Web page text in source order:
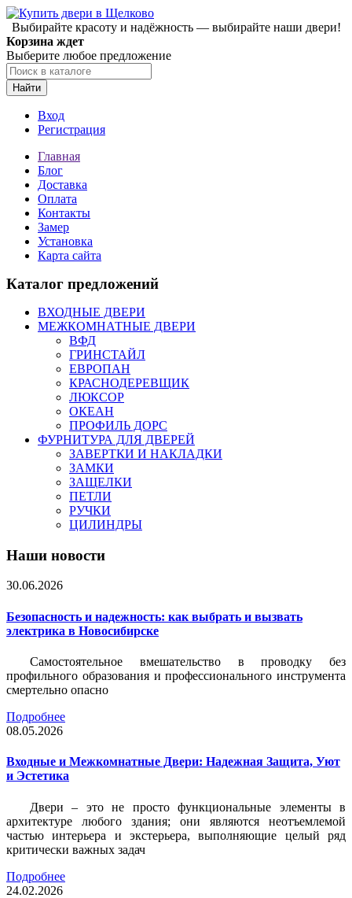
Выбирайте красоту и надёжность — выбирайте наши двери!
Корзина ждет
Выберите любое предложение
Найти
Вход
Регистрация
Главная
Блог
Доставка
Оплата
Контакты
Замер
Установка
Карта сайта
Каталог предложений
ВХОДНЫЕ ДВЕРИ
МЕЖКОМНАТНЫЕ ДВЕРИ
ВФД
ГРИНСТАЙЛ
ЕВРОПАН
КРАСНОДЕРЕВЩИК
ЛЮКСОР
ОКЕАН
ПРОФИЛЬ ДОРС
ФУРНИТУРА ДЛЯ ДВЕРЕЙ
ЗАВЕРТКИ И НАКЛАДКИ
ЗАМКИ
ЗАЩЕЛКИ
ПЕТЛИ
РУЧКИ
ЦИЛИНДРЫ
Наши новости
30.06.2026
Безопасность и надежность: как выбрать и вызвать
электрика в Новосибирске
Самостоятельное вмешательство в проводку без
профильного образования и профессионального инструмента
смертельно опасно
Подробнее
08.05.2026
Входные и Межкомнатные Двери: Надежная Защита, Уют
и Эстетика
Двери – это не просто функциональные элементы в
архитектуре любого здания; они являются неотъемлемой
частью интерьера и экстерьера, выполняющие целый ряд
критически важных задач
Подробнее
24.02.2026